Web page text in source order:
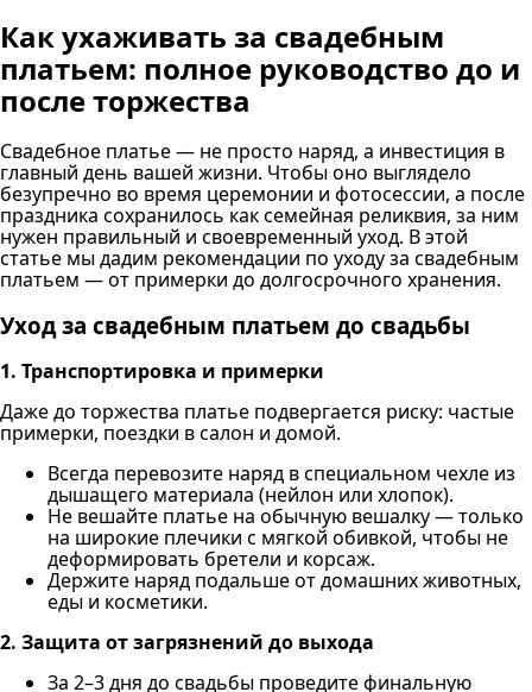
Как ухаживать за свадебным
платьем: полное руководство до и
после торжества
Свадебное платье — не просто наряд, а инвестиция в
главный день вашей жизни. Чтобы оно выглядело
безупречно во время церемонии и фотосессии, а после
праздника сохранилось как семейная реликвия, за ним
нужен правильный и своевременный уход. В этой
статье мы дадим рекомендации по уходу за свадебным
платьем — от примерки до долгосрочного хранения.
Уход за свадебным платьем до свадьбы
1. Транспортировка и примерки
Даже до торжества платье подвергается риску: частые
примерки, поездки в салон и домой.
Всегда перевозите наряд в специальном чехле из
дышащего материала (нейлон или хлопок).
Не вешайте платье на обычную вешалку — только
на широкие плечики с мягкой обивкой, чтобы не
деформировать бретели и корсаж.
Держите наряд подальше от домашних животных,
еды и косметики.
2. Защита от загрязнений до выхода
За 2–3 дня до свадьбы проведите финальную